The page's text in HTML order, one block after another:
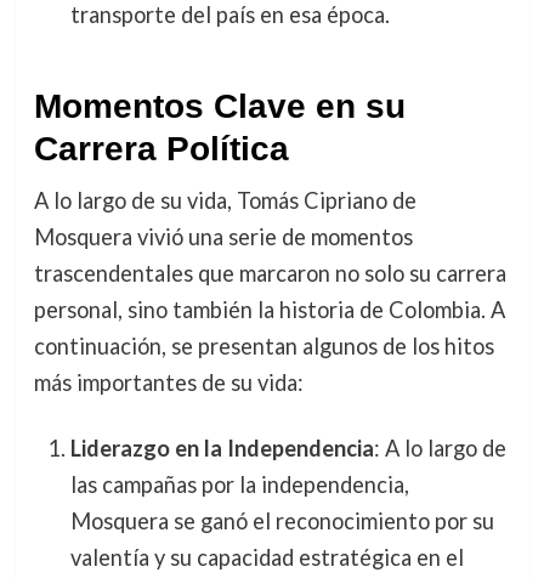
transporte del país en esa época.
Momentos Clave en su
Carrera Política
A lo largo de su vida, Tomás Cipriano de
Mosquera vivió una serie de momentos
trascendentales que marcaron no solo su carrera
personal, sino también la historia de Colombia. A
continuación, se presentan algunos de los hitos
más importantes de su vida:
Liderazgo en la Independencia: A lo largo de
las campañas por la independencia,
Mosquera se ganó el reconocimiento por su
valentía y su capacidad estratégica en el